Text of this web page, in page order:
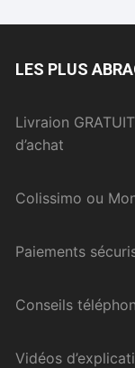
LES PLUS
Livraion
d’achat
Colissimo ou
Paiements
Conseils
Vidéos